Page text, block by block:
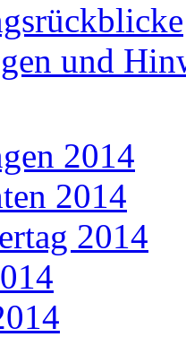
und
2014
2014
2014